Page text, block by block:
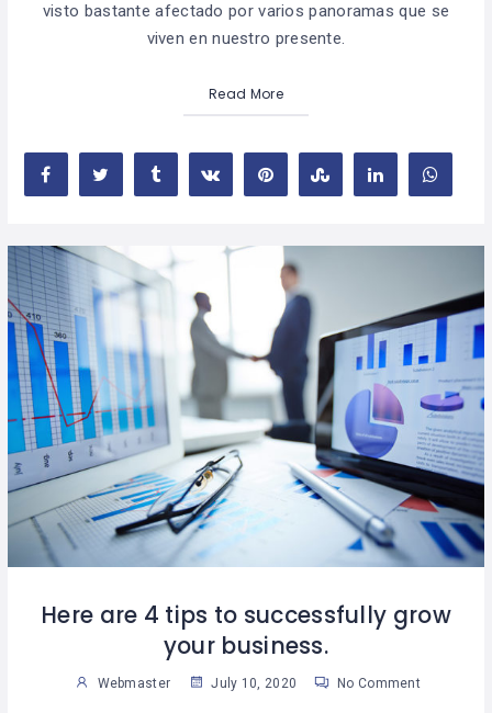
visto bastante afectado por varios panoramas que se
viven en nuestro presente.
Read More
Here are 4 tips to successfully grow
your business.
Webmaster July 10, 2020 No Comment